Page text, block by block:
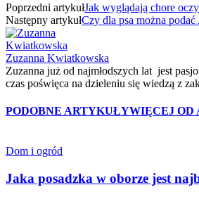
Poprzedni artykułJak wyglądają chore
Następny artykułCzy dla psa można
Zuzanna Kwiatkowska
Zuzanna już od najmłodszych lat jest
czas poświęca na dzieleniu się wiedzą z
PODOBNE ARTYKUŁYWIĘCEJ OD
Dom i ogród
Jaka posadzka w oborze jest